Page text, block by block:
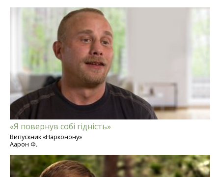
«Я повернув собі гідність»
Випускник «Нарконону»
Аарон Ф.